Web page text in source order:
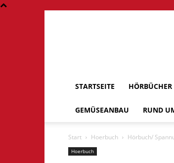
STARTSEITE HÖRBÜCHER
GEMÜSEANBAU RUND
Start Hoerbuch Hörbuch/
Hoerbuch